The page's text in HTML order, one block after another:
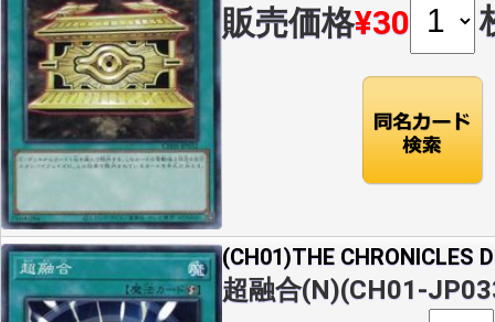
販売価格¥30
(CH01)THE CHRONICLES
超融合(N)(CH01-